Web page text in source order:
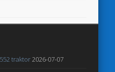
traktor2026-07-07